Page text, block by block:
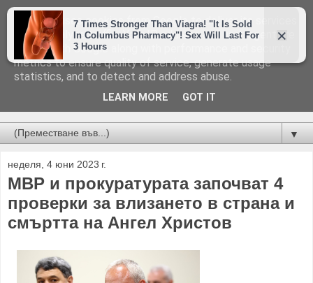
Новини от Бургас, страната и света!
▼
неделя, 4 юни 2023 г.
МВР и прокуратурата започват 4
проверки за влизането в страна и
смъртта на Ангел Христов
This site uses cookies from Google to deliver its services
and to analyze traffic. Your IP address and user-agent are
shared with Google along with performance and security
metrics to ensure quality of service, generate usage
statistics, and to detect and address abuse.
LEARN MORE GOT IT